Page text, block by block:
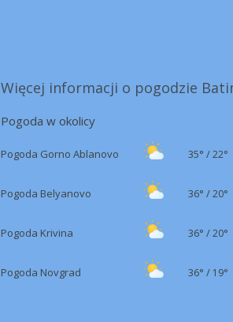
Więcej informacji o pogodzie
Pogoda w okolicy
Pogoda Gorno Ablanovo 35° /22°
Pogoda Belyanovo 36° /20°
Pogoda Krivina 36° /20°
Pogoda Novgrad 36° / 19°